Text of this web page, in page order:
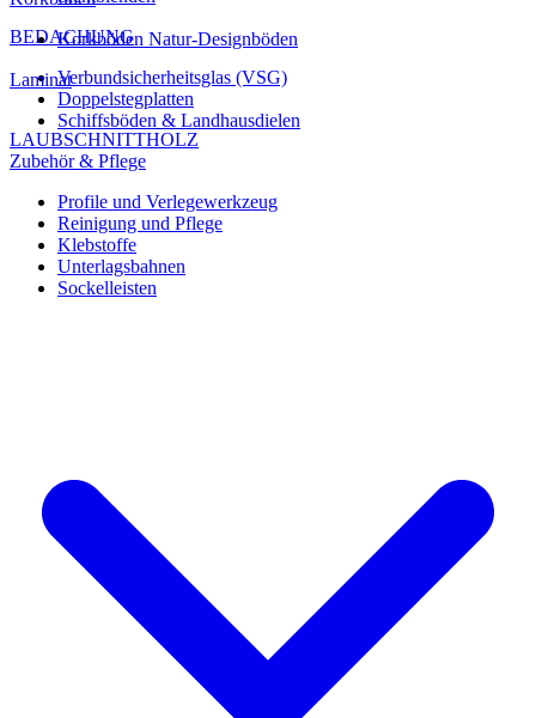
BEDACHUNG
Verbundsicherheitsglas (VSG)
Doppelstegplatten
LAUBSCHNITTHOLZ
Korkböden Natur-Designböden
Laminat
Schiffsböden & Landhausdielen
Zubehör & Pflege
Profile und Verlegewerkzeug
Reinigung und Pflege
Klebstoffe
Unterlagsbahnen
Sockelleisten